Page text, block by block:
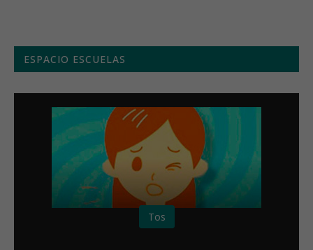
ESPACIO ESCUELAS
Tos